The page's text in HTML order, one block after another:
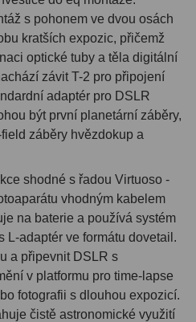
s pohonem ve dvou osách
kratších expozic, přičemž
optické tuby a těla digitální
závit T-2 pro připojení
adaptér pro DSLR
být první planetární záběry,
záběry hvězdokup a
shodné s řadou Virtuoso -
vhodným kabelem
na baterie a používá systém
L-adaptér ve formátu dovetail.
a připevnit DSLR s
v platformu pro time-lapse
fotografii s dlouhou expozicí.
čistě astronomické využití